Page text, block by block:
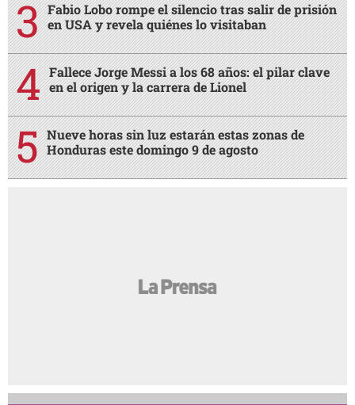
Fabio Lobo rompe el silencio tras salir de prisión
en USA y revela quiénes lo visitaban
Fallece Jorge Messi a los 68 años: el pilar clave
en el origen y la carrera de Lionel
Nueve horas sin luz estarán estas zonas de
Honduras este domingo 9 de agosto